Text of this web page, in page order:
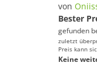
von
Bester
gefunden
zuletzt
Preis kann
Keine